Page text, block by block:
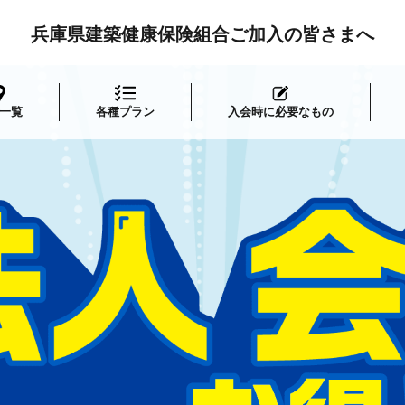
兵庫県建築健康保険組合ご加入の皆さまへ
覧 各種プラン 入会時に必要なもの